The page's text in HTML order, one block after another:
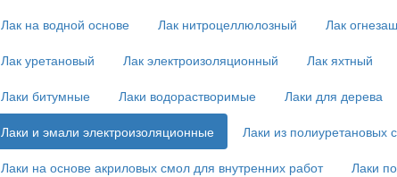
Лак на водной основе
Лак нитроцеллюлозный Лак
Лак уретановый
Лак электроизоляционный Лак яхтный
Лаки битумные
Лаки водорастворимые Лаки для дерева
Лаки и эмали электроизоляционные
Лаки из полиуретановых
Лаки на основе акриловых смол для внутренних работ
Лаки